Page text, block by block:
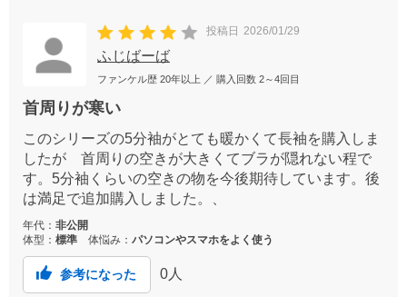
投稿日 2026/01/29
ふじばーば
ファンケル歴 20年以上 ／ 購入回数 2～4回目
首周りが寒い
このシリーズの5分袖がとても暖かくて長袖を購入しま
したが 首周りの空きが大きくてブラが隠れない程で
す。5分袖くらいの空きの物を今後期待しています。後
は満足で追加購入しました。、
年代： 非公開
体型： 標準 体悩み： パソコンやスマホをよく使う
参考になった 0 人